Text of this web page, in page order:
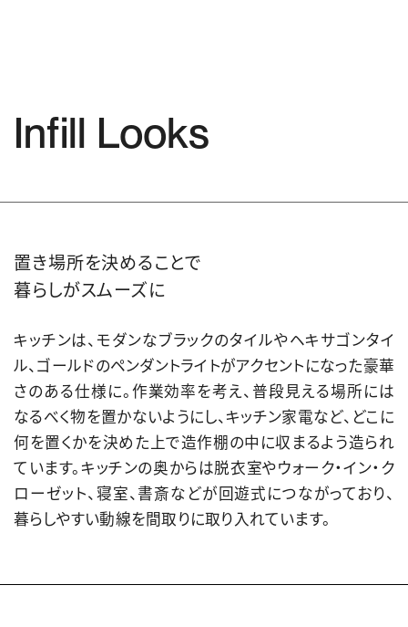
Infill Looks
置き場所を決めることで
暮らしがスムーズに
キッチンは、モダンなブラックのタイルやヘキサゴンタイ
ル、ゴールドのペンダントライトがアクセントになった豪華
さのある仕様に。作業効率を考え、普段見える場所には
なるべく物を置かないようにし、キッチン家電など、どこに
何を置くかを決めた上で造作棚の中に収まるよう造られ
ています。キッチンの奥からは脱衣室やウォーク・イン・ク
ローゼット、寝室、書斎などが回遊式につながっており、
暮らしやすい動線を間取りに取り入れています。